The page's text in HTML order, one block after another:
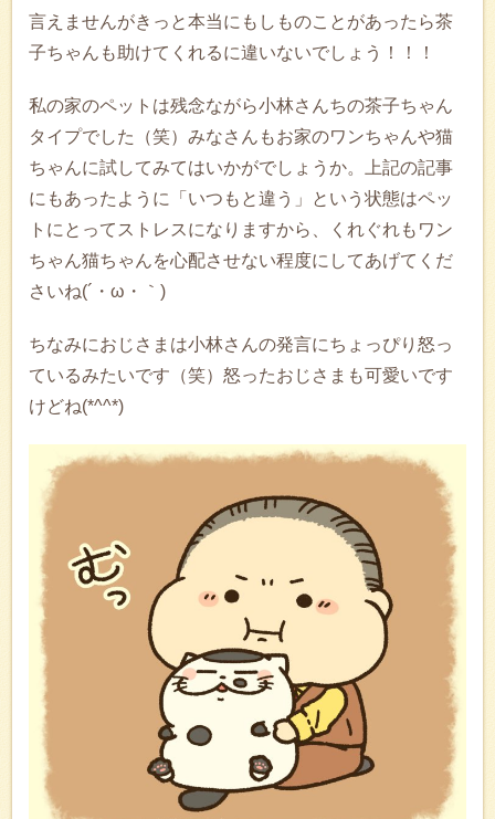
言えませんがきっと本当にもしものことがあったら茶
子ちゃんも助けてくれるに違いないでしょう！！！
私の家のペットは残念ながら小林さんちの茶子ちゃん
タイプでした（笑）みなさんもお家のワンちゃんや猫
ちゃんに試してみてはいかがでしょうか。上記の記事
にもあったように「いつもと違う」という状態はペッ
トにとってストレスになりますから、くれぐれもワン
ちゃん猫ちゃんを心配させない程度にしてあげてくだ
さいね(´・ω・｀)
ちなみにおじさまは小林さんの発言にちょっぴり怒っ
ているみたいです（笑）怒ったおじさまも可愛いです
けどね(*^^*)